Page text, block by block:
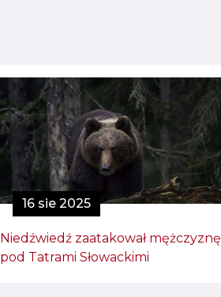
16 sie 2025
Niedźwiedź zaatakował mężczyznę
pod Tatrami Słowackimi